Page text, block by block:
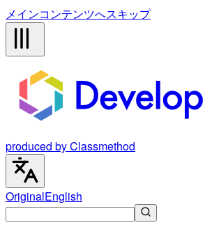
メインコンテンツへスキップ
produced by Classmethod
OriginalEnglish